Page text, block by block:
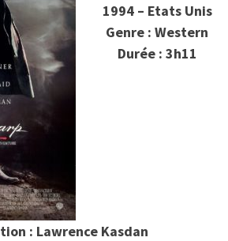
1994 – Etats Unis
Genre : Western
Durée : 3h11
: Lawrence Kasdan